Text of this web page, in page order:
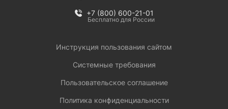
+7 (800) 600-21-01
Бесплатно для России
Инструкция пользования сайтом
Системные требования
Пользовательское соглашение
Политика конфиденциальности